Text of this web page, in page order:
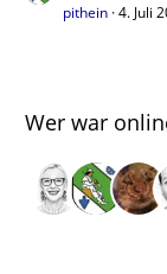
pithein 4. Juli
Wer war